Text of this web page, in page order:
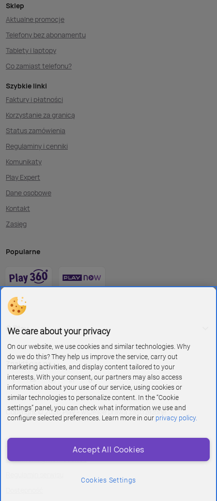
Sklep
Aktualne promocje
Telefony bez abonamentu
Tablety i laptopy
Co zamiast telefonu?
Szybkie linki
Faktury i płatności
Korzystanie za granicą
Status zamówienia
Regulaminy i cenniki
Komunikaty
Play Expert
Dane osobowe
Kontakt
Zasięg
Popularne
O Play
Znajdź nas na
Copyright © 2026 Play - wszelkie prawa zastrzeżone
Polityka prywatności i cookies
Ustawienia plików cookies
We care about your privacy
On our website, we use cookies and similar technologies. Why
do we do this? They help us improve the service, carry out
marketing activities, and display content tailored to your
interests. With your consent, our partners may also access
information about your use of our service, using cookies or
similar technologies to personalize content. In the “Cookie
settings” panel, you can check what information we use and
configure selected preferences. Learn more in our privacy policy.
Accept All Cookies
Cookies Settings